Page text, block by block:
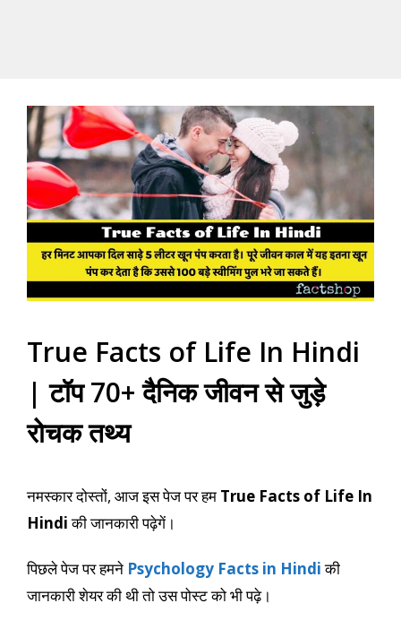
True Facts of Life In Hindi
| टॉप 70+ दैनिक जीवन से जुड़े
रोचक तथ्य
नमस्कार दोस्तों, आज इस पेज पर हम True Facts of Life In
Hindiकी जानकारी पढ़ेगें।
पिछले पेज पर हमने Psychology Facts in Hindiकी
जानकारी शेयर की थी तो उस पोस्ट को भी पढ़े।